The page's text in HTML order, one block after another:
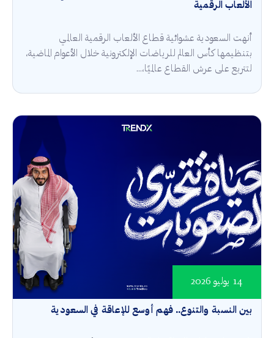
الألعاب الرقمية
أنهت السعودية عشوائية قطاع الألعاب الرقمية العالمي
بتنظيمها كأس العالم للرياضات الإلكترونية خلال الأعوام الماضية،
لتتربع على عرش القطاع عالميًا،...
بين النسبة والتنوع.. فهم أوسع للإعاقة في السعودية
14 يوليو 2026